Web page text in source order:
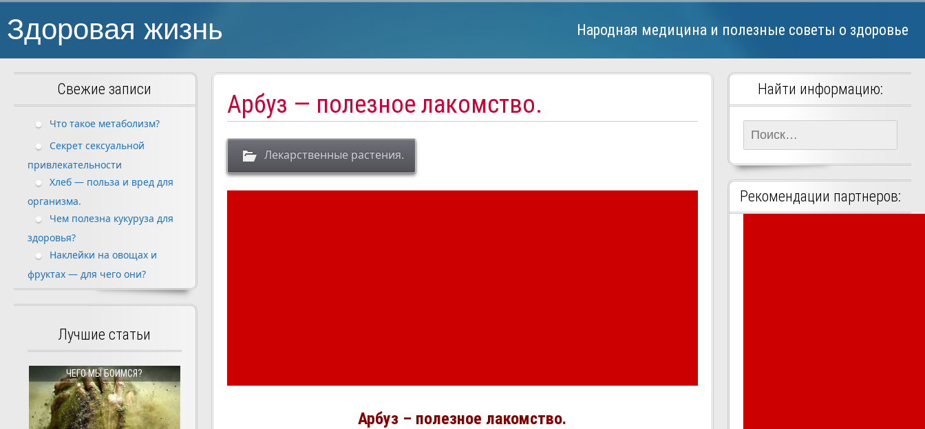
Здоровая жизнь Народная медицина и полезные советы о здоровье
Арбуз — полезное лакомство.
Лекарственные растения.
Арбуз – полезное лакомство.
Свежие записи
Что такое метаболизм?
Секрет сексуальной
привлекательности
Хлеб — польза и вред для
организма.
Чем полезна кукуруза для
здоровья?
Наклейки на овощах и
фруктах — для чего они?
Лучшие статьи
ЧЕГО МЫ БОИМСЯ?
Найти информацию:
Рекомендации партнеров: